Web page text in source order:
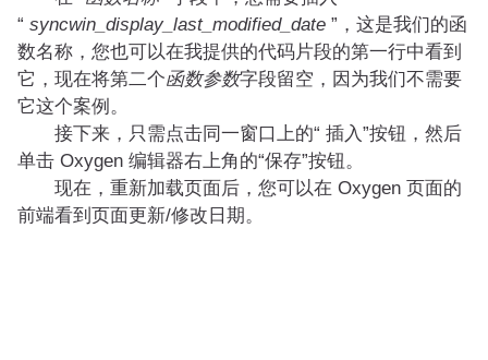
“ syncwin_display_last_modified_date ”，这是我们的函
数名称，您也可以在我提供的代码片段的第一行中看到
它，现在将第二个函数参数字段留空，因为我们不需要
它这个案例。
接下来，只需点击同一窗口上的“ 插入”按钮，然后
单击 Oxygen 编辑器右上角的“保存”按钮。
现在，重新加载页面后，您可以在 Oxygen 页面的
前端看到页面更新/修改日期。